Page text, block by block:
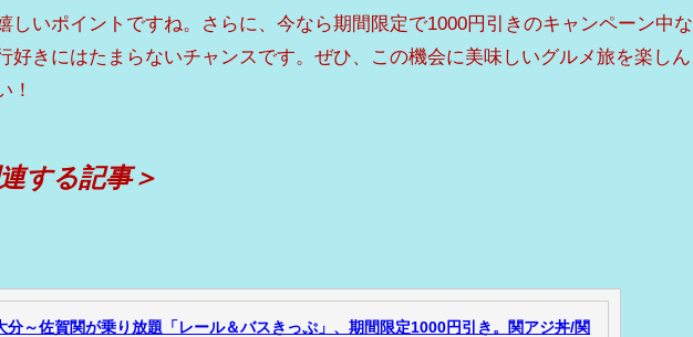
しいポイントですね。さらに、今なら期間限定で1000円引きのキャンペーン中な
好きにはたまらないチャンスです。ぜひ、この機会に美味しいグルメ旅を楽しん
！
する記事＞
分～佐賀関が乗り放題「レール＆バスきっぷ」、期間限定1000円引き。関アジ丼/関